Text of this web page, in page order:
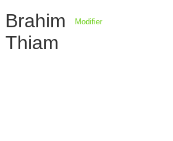
Brahim
Thiam
Modifier